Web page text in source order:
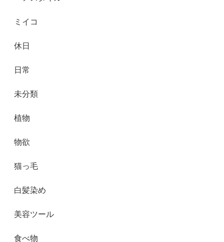
ミイコ
休日
日常
未分類
植物
物欲
猫っ毛
白髪染め
美容ツール
食べ物